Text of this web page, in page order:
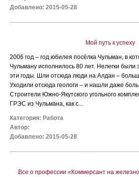
Добавлено: 2015-05-28
Мой путь к успеху
2006 год – год юбилея посёлка Чульман, в
Чульману исполнилось 80 лет. Нелегки были
эти годы. Шли отсюда люди на Алдан –
Уходили отсюда геологи – и нашли даже
Строители Южно-Якутского угольного
ГРЭС из Чульмана, как с...
Категория: Работа
Автор:
Добавлено: 2015-05-28
Все о профессии «Коммерсант на